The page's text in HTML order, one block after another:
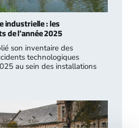
industrielle : les
de l’année 2025
son inventaire des
technologiques
au sein des installations